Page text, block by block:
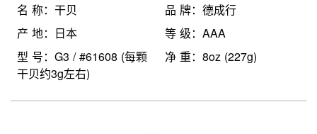
名 称：干贝
品 牌：德成行
产 地：日本
等 级：AAA
型 号：G3 / #61608 (每颗
干贝约3g左右)
净 重：8oz (227g)